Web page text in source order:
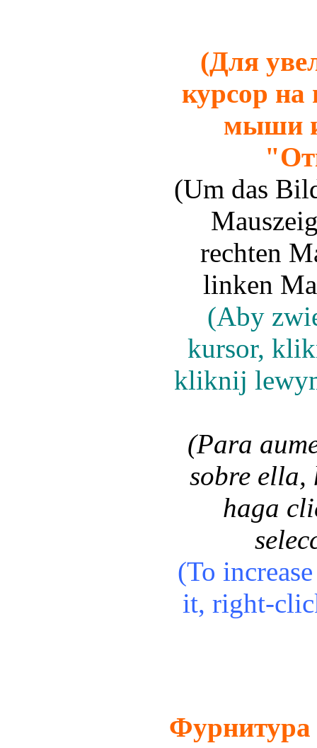
(Для
курсор на
мыши и
(Um das
rechten
linken
(Aby
kursor,
kliknij
(Para
sobre ella,
haga
(To
it, right-
Фурнитура